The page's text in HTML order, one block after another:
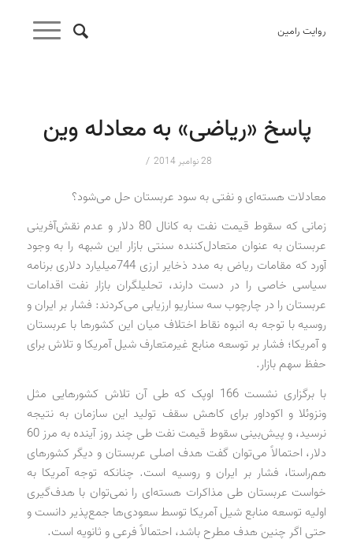
روایت رامین
پاسخ «ریاضی» به معادله وین
28 نوامبر 2014 /
معادلات هسته‌ای و نفتی به سود عربستان حل می‌شود؟
زمانی که سقوط قیمت نفت به کانال 80 دلار و عدم نقش‌آفرینی
عربستان به عنوان متعادل‌کننده سنتی بازار این شبهه را به وجود
آورد که مقامات ریاض به مدد ذخایر ارزی 744میلیارد دلاری برنامه
سیاسی خاصی را در دست دارند، تحلیلگران بازار نفت اقدامات
عربستان را در چارچوب سه سناریو ارزیابی می‌کردند: فشار بر ایران و
روسیه با توجه به انبوه نقاط اختلاف میان این کشورها با عربستان
و آمریکا؛ فشار بر توسعه منابع غیرمتعارف شیل آمریکا و تلاش برای
حفظ سهم بازار.
با برگزاری نشست 166 اوپک که طی آن تلاش کشورهایی مثل
ونزوئلا و اکوداور برای کاهش سقف تولید این سازمان به نتیجه
نرسید، و پیش‌بینی سقوط قیمت نفت طی چند روز آینده به مرز 60
دلار، احتمالاً می‌توان گفت هدف اصلی عربستان و دیگر کشورهای
هم‌راستا، فشار بر ایران و روسیه است. چنانکه توجه آمریکا به
خواست عربستان طی مذاکرات هسته‌ای را نمی‌توان با هدف‌گیری
اولیه توسعه منابع شیل آمریکا توسط سعودی‌ها جمع‌پذیر دانست و
حتی اگر چنین هدف مطرح باشد، احتمالاً فرعی و ثانویه است.